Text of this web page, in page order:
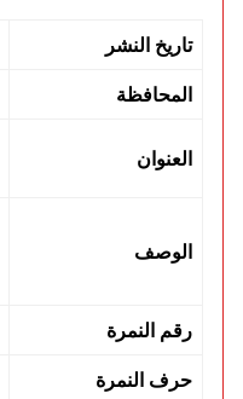
تاريخ النشر
المحافظة
العنوان
الوصف
رقم النمرة
حرف النمرة